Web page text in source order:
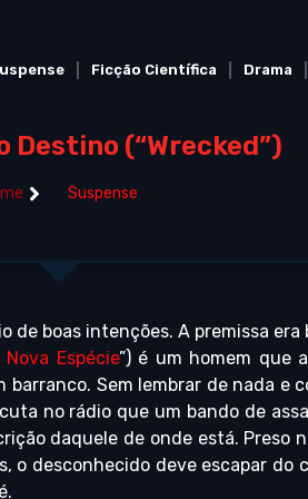
Ficção Científica Drama
Destino (“Wrecked”)
Suspense
de boas intenções. A premissa
Espécie”) é um homem que
barranco. Sem lembrar de nada e
no rádio que um bando de
daquele de onde está.
o desconhecido deve escapar do